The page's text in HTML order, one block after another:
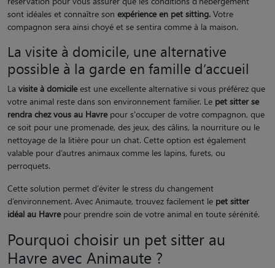
sont idéales et connaître son expérience en pet sitting. Votre
compagnon sera ainsi choyé et se sentira comme à la maison.
La visite à domicile, une alternative
possible à la garde en famille d’accueil
La visite à domicileest une excellente alternative si vous préférez que
votre animal reste dans son environnement familier. Le pet sitter se
rendra chez vous au Havrepour s'occuper de votre compagnon, que
ce soit pour une promenade, des jeux, des câlins, la nourriture ou le
nettoyage de la litière pour un chat. Cette option est également
valable pour d’autres animaux comme les lapins, furets, ou
perroquets.
Cette solution permet d’éviter le stress du changement
d’environnement. Avec Animaute, trouvez facilement le pet sitter
idéal au Havrepour prendre soin de votre animal en toute sérénité.
Pourquoi choisir un pet sitter au
Havre avec Animaute ?